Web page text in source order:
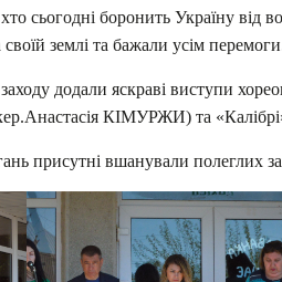
сьогодні боронить Україну від
землі та бажали усім
додали яскраві виступи
КІМУРЖИ) та
присутні вшанували полеглих